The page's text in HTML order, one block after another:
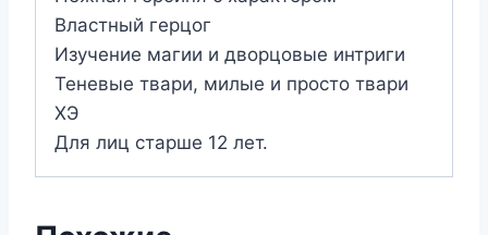
Властный герцог
Изучение магии и дворцовые интриги
Теневые твари, милые и просто твари
ХЭ
Для лиц старше 12 лет.